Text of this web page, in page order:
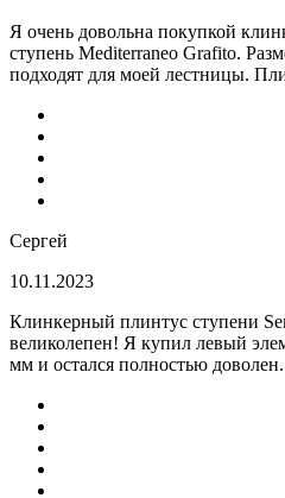
Я очень довольна покупкой
ступень Mediterraneo Grafito.
подходят для моей лестницы.
Сергей
10.11.2023
Клинкерный плинтус ступени
великолепен! Я купил левый
мм и остался полностью